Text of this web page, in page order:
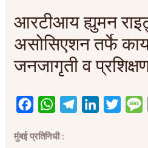
आरटीआय ह्युमन
असोसिएशन तर्फे
जनजागृती व
c
W
a
T
मुंबई प्रतिनिधी :